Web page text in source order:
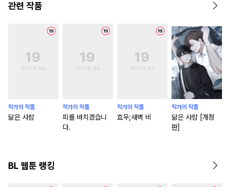
관련 작품
작가의 작품
닮은 사람
작가의 작품
피를 바치겠습니
다.
작가의 작품
효우;새벽 비
작가의 작품
닮은 사람 [개정
판]
BL 웹툰 랭킹